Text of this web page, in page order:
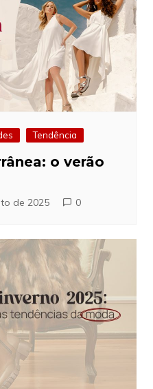
Tendência
o verão
de 2025 0